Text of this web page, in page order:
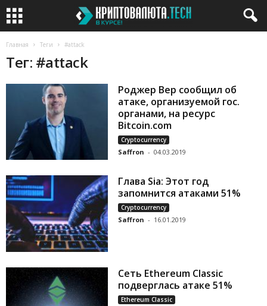
Главная Теги #attack
Тег: #attack
Роджер Вер сообщил об
атаке, организуемой гос.
органами, на ресурс
Bitcoin.com
Cryptocurrency
Saffron - 04.03.2019
Глава Sia: Этот год
запомнится атаками 51%
Cryptocurrency
Saffron - 16.01.2019
Сеть Ethereum Classic
подверглась атаке 51%
Ethereum Classic